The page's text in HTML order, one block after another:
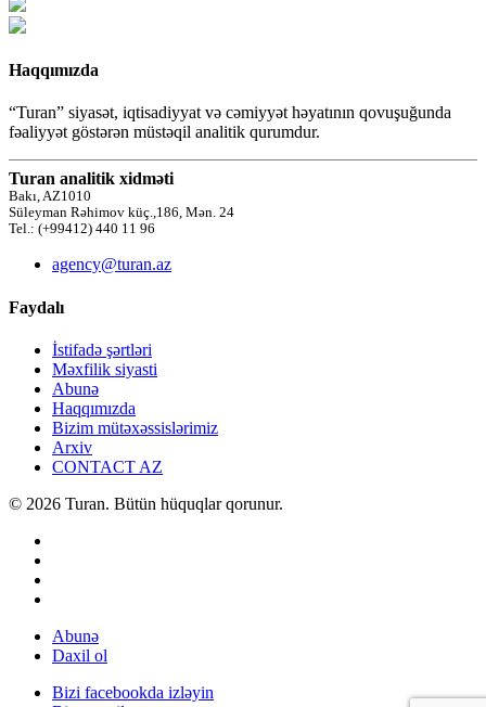
Haqqımızda
“Turan” siyasət, iqtisadiyyat və cəmiyyət həyatının qovuşuğunda
fəaliyyət göstərən müstəqil analitik qurumdur.
Turan analitik xidməti
Bakı, AZ1010
Süleyman Rəhimov küç.,186, Mən. 24
Tel.: (+99412) 440 11 96
agency@turan.az
Faydalı
İstifadə şərtləri
Məxfilik siyasti
Abunə
Haqqımızda
Bizim mütəxəssislərimiz
Arxiv
CONTACT AZ
© 2026 Turan. Bütün hüquqlar qorunur.
Abunə
Daxil ol
Bizi facebookda izləyin